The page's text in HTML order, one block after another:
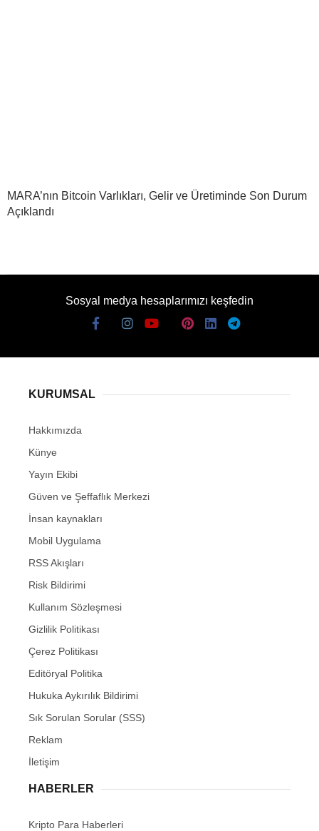
MARA’nın Bitcoin Varlıkları, Gelir ve Üretiminde Son Durum
Açıklandı
Sosyal medya hesaplarımızı keşfedin
KURUMSAL
Hakkımızda
Künye
Yayın Ekibi
Güven ve Şeffaflık Merkezi
İnsan kaynakları
Mobil Uygulama
RSS Akışları
Risk Bildirimi
Kullanım Sözleşmesi
Gizlilik Politikası
Çerez Politikası
Editöryal Politika
Hukuka Aykırılık Bildirimi
Sık Sorulan Sorular (SSS)
Reklam
İletişim
HABERLER
Kripto Para Haberleri